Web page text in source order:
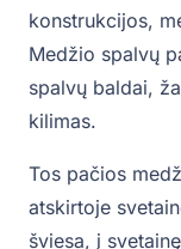
konstrukcijos,
Medžio spalvų
spalvų baldai,
kilimas.
Tos pačios
atskirtoje
šviesa, į